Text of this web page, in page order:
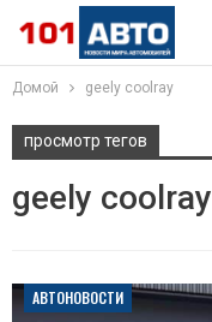
Домой geely coolray
просмотр тегов
geely coolray
АВТОНОВОСТИ